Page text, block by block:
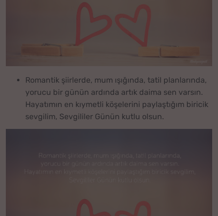
Romantik şiirlerde, mum ışığında, tatil planlarında,
yorucu bir günün ardında artık daima sen varsın.
Hayatımın en kıymetli köşelerini paylaştığım biricik
sevgilim, Sevgililer Günün kutlu olsun.